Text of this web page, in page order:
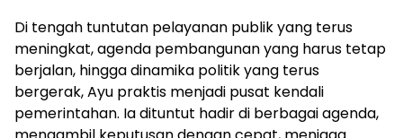
Di tengah tuntutan pelayanan publik yang terus
meningkat, agenda pembangunan yang harus tetap
berjalan, hingga dinamika politik yang terus
bergerak, Ayu praktis menjadi pusat kendali
pemerintahan. Ia dituntut hadir di berbagai agenda,